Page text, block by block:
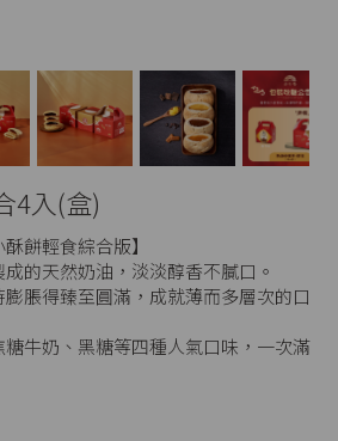
4入(盒)
餅輕食綜合版】
的天然奶油，淡淡醇香不膩口。
脹得臻至圓滿，成就薄而多層次的口
牛奶、黑糖等四種人氣口味，一次滿